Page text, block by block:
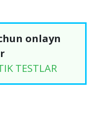
onlayn
TESTLAR